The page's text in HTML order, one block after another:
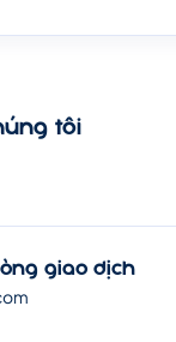
tôi
giao dịch